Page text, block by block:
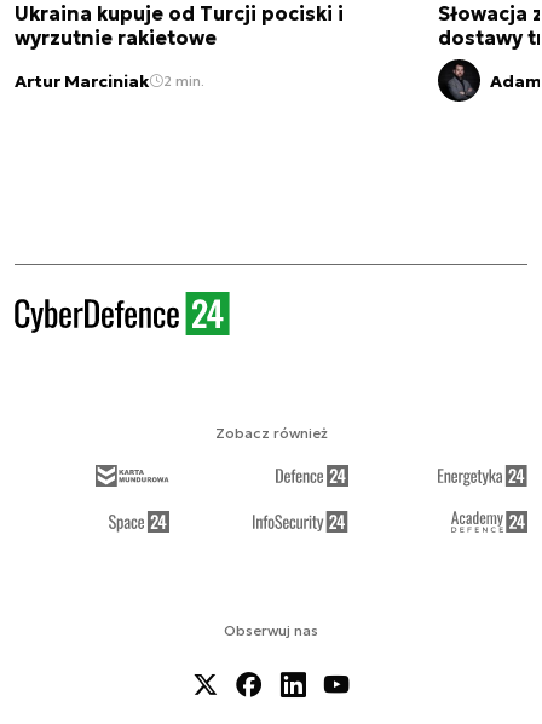
Ukraina kupuje od Turcji pociski i
wyrzutnie rakietowe
Artur Marciniak 2 min.
Słowacja
dostawy
Obserwuj nas
Zobacz również